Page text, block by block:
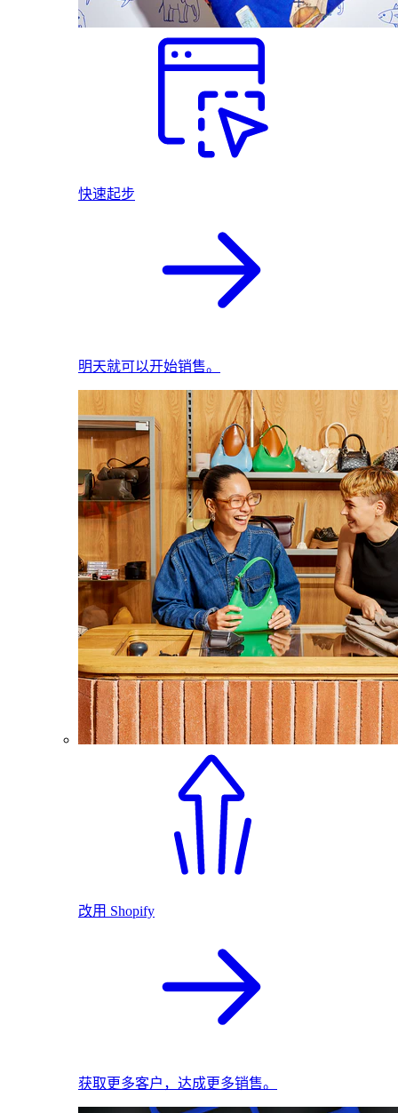
快速起步
明天就可以开始销售。
改用 Shopify
获取更多客户，达成更多销售。